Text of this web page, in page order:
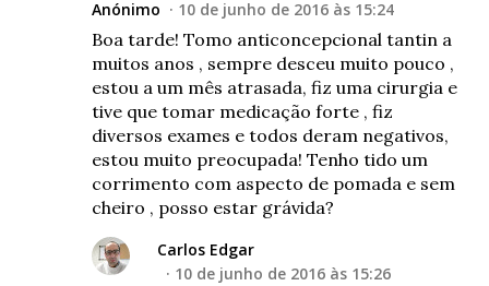
Anónimo 10 de junho de 2016 às 15:24
Boa tarde! Tomo anticoncepcional tantin a
muitos anos , sempre desceu muito pouco ,
estou a um mês atrasada, fiz uma cirurgia e
tive que tomar medicação forte , fiz
diversos exames e todos deram negativos,
estou muito preocupada! Tenho tido um
corrimento com aspecto de pomada e sem
cheiro , posso estar grávida?
Carlos Edgar
10 de junho de 2016 às 15:26